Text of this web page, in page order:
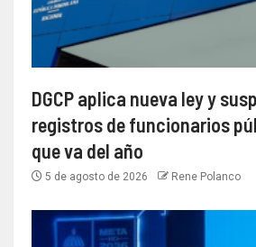
DGCP aplica nueva ley y
registros de funcionarios
que va del año
5 de agosto de 2026 Rene Polanco